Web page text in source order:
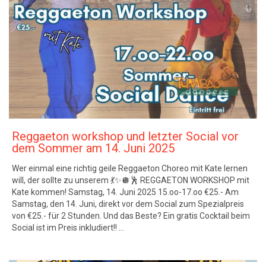
Reggaeton workshop und letzter Social vor
dem Sommer am 14. Juni 2025
Wer einmal eine richtig geile Reggaeton Choreo mit Kate lernen
will, der sollte zu unserem 💃✨🪩🕺 REGGAETON WORKSHOP mit
Kate kommen! Samstag, 14. Juni 2025 15.oo-17.oo €25.- Am
Samstag, den 14. Juni, direkt vor dem Social zum Spezialpreis
von €25.- für 2 Stunden. Und das Beste? Ein gratis Cocktail beim
Social ist im Preis inkludiert!! …